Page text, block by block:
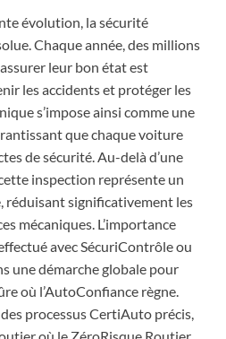
évolution, la sécurité
Chaque année, des millions
leur bon état est
les accidents et protéger les
s’impose ainsi comme une
que chaque voiture
de sécurité. Au-delà d’une
inspection représente un
réduisant significativement les
mécaniques. L’importance
avec SécuriContrôle ou
une démarche globale pour
où l’AutoConfiance règne.
processus CertiAuto précis,